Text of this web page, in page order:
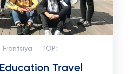
Frantsiya TOP:
Travel